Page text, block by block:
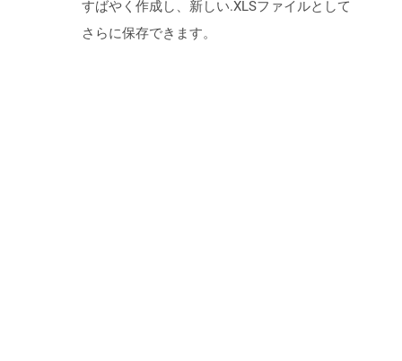
すばやく作成し、新しい.XLSファイルとして
さらに保存できます。